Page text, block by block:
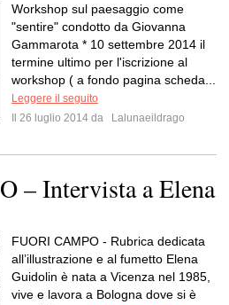
Workshop sul paesaggio come
"sentire" condotto da Giovanna
Gammarota * 10 settembre 2014 il
termine ultimo per l'iscrizione al
workshop ( a fondo pagina scheda...
Leggere il seguito
Il 26 luglio 2014 da
Lalunaeildrago
– Intervista a Elena
FUORI CAMPO - Rubrica dedicata
all’illustrazione e al fumetto Elena
Guidolin è nata a Vicenza nel 1985,
vive e lavora a Bologna dove si è